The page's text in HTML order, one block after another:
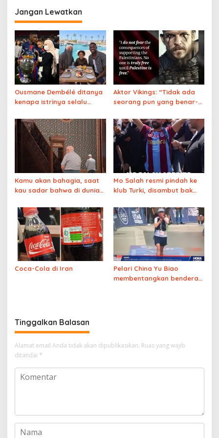
Jangan Lewatkan
Ousmane Dembélé ditanya
kenapa istrinya selalu
jawabannya keren
Aktor Vikings: “Tidak ada
seorang pun yang benar-
Palestina merdeka”
Kamu akan bahagia, saat
kau sadar bahwa di dunia
agama, dan Allah
memilihmu menjadi MUSLIM
Mo Salah resmi pindah ke
klub Turki, disambut bak
Coca-Cola di Iran
Pelari China Yu Biao
membentangkan bendera
Tinggalkan Balasan
Alamat email Anda tidak akan dipublikasikan. Ruas yang wajib
ditandai *